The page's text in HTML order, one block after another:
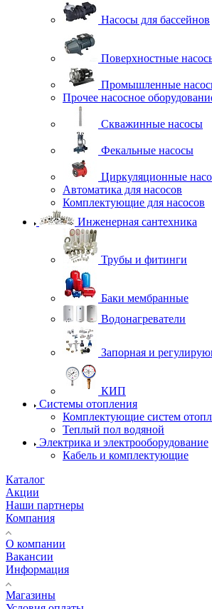
Насосы для бассейнов
Поверхностные
Промышленные
Прочее насосное
Скважинные насосы
Фекальные насосы
Циркуляционные
Автоматика для насосов
Комплектующие для насосов
Инженерная сантехника
Трубы и фитинги
Баки мембранные
Водонагреватели
Запорная и
КИП
Системы отопления
Комплектующие систем
Теплый пол водяной
Электрика и электрооборудование
Кабель и комплектующие
Каталог
Акции
Наши партнеры
Компания
О компании
Вакансии
Информация
Магазины